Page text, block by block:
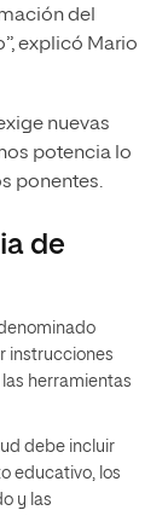
del
explicó Mario
nuevas
potencia lo
ponentes.
de
instrucciones
herramientas
debe incluir
educativo, los
y las